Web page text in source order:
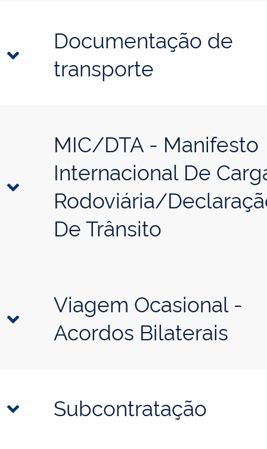
Documentação de
transporte
MIC/DTA - Manifesto
Internacional De
Rodoviária/
De Trânsito
Viagem Ocasional -
Acordos Bilaterais
Subcontratação